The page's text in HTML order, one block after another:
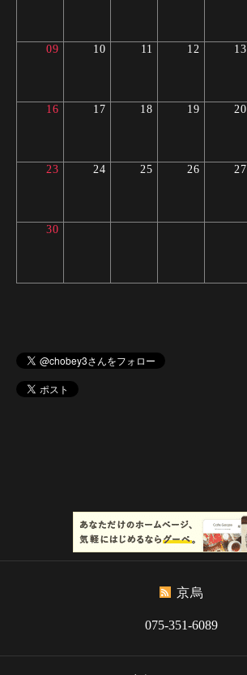
09 10 11 12 13
16 17 18 19 20
23 24 25 26 27
30
京烏
075-351-6089